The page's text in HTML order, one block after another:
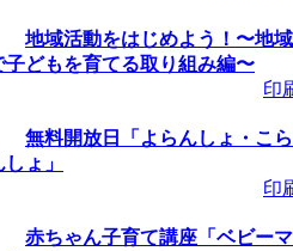
地域活動をはじめよう！〜地域
子どもを育てる取り組み編〜
印
無料開放日「よらんしょ・こら
しょ」
印
赤ちゃん子育て講座「ベビーマ